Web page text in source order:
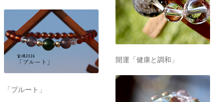
「プルート」
開運「健康と調和」